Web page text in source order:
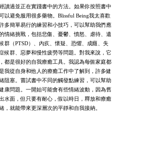
讀過並正在實踐書中的方法。如果你按照書中
以避免服用很多藥物。Blissful Being我太喜歡
多簡單易行的練習和小技巧，可以幫助我們應
情緒挑戰，包括悲傷、憂鬱、憤怒、虐待、遺
群（PTSD）、內疚、懷疑、恐懼、成癮、失
候群、惡夢和慢性疲勞等問題。對我來說，它
都是很好的自我療癒工具。我認為每個家庭都
我從自身和他人的療癒工作中了解到，許多健
阻塞。嘗試書中不同的觸發點練習，可以幫助
康問題。一開始可能會有些情緒波動，因為舊
水面，但只要有耐心，假以時日，釋放和療癒
，就能帶來更深層次的平靜和自我接納。